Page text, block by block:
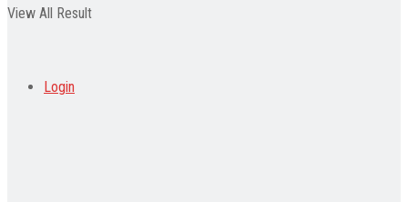
View All Result
Login